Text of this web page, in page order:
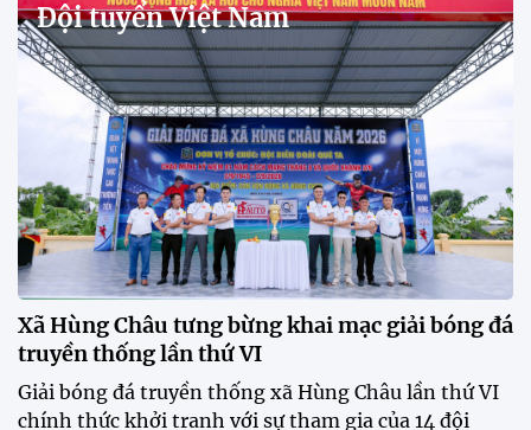
17:17 27/07/2026
XSKT Đắk Lắk viết nên lịch sử
với chức vô địch VPL-S7
20:58 26/07/2026
Tài Lộc trở lại, ĐT Việt Nam
"khổ luyện" dưới nắng gắt tại
Hà Nội
12:12 26/07/2026